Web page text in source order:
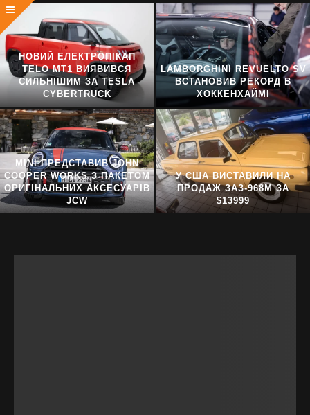
НОВИЙ ЕЛЕКТРОПІКАП
TELO MT1 ВИЯВИВСЯ
СИЛЬНІШИМ ЗА TESLA
CYBERTRUCK
LAMBORGHINI REVUELTO SV
ВСТАНОВИВ РЕКОРД В
ХОККЕНХАЙМІ
MINI ПРЕДСТАВИВ JOHN
COOPER WORKS З ПАКЕТОМ
ОРИГІНАЛЬНИХ АКСЕСУАРІВ
JCW
У США ВИСТАВИЛИ НА
ПРОДАЖ ЗАЗ-968М ЗА
$13999